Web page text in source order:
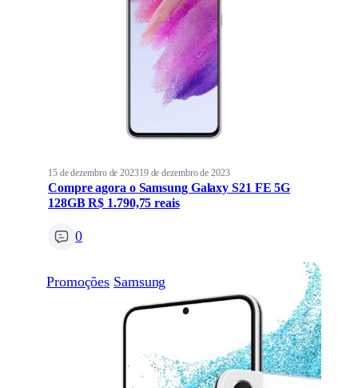
15 de dezembro de 202319 de dezembro de 2023
Compre agora o Samsung Galaxy S21 FE 5G
128GB R$ 1.790,75 reais
0
Promoções Samsung